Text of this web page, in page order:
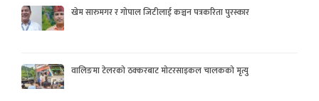
खेम सारुमगर र गोपाल जिटीलाई कञ्चन पत्रकरिता पुरस्कार
वालिङमा टेलरको ठक्करबाट मोटरसाइकल चालकको मृत्यु